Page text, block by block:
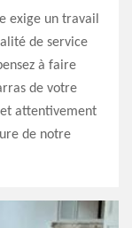
exige un travail
de service
à faire
de votre
attentivement
de notre